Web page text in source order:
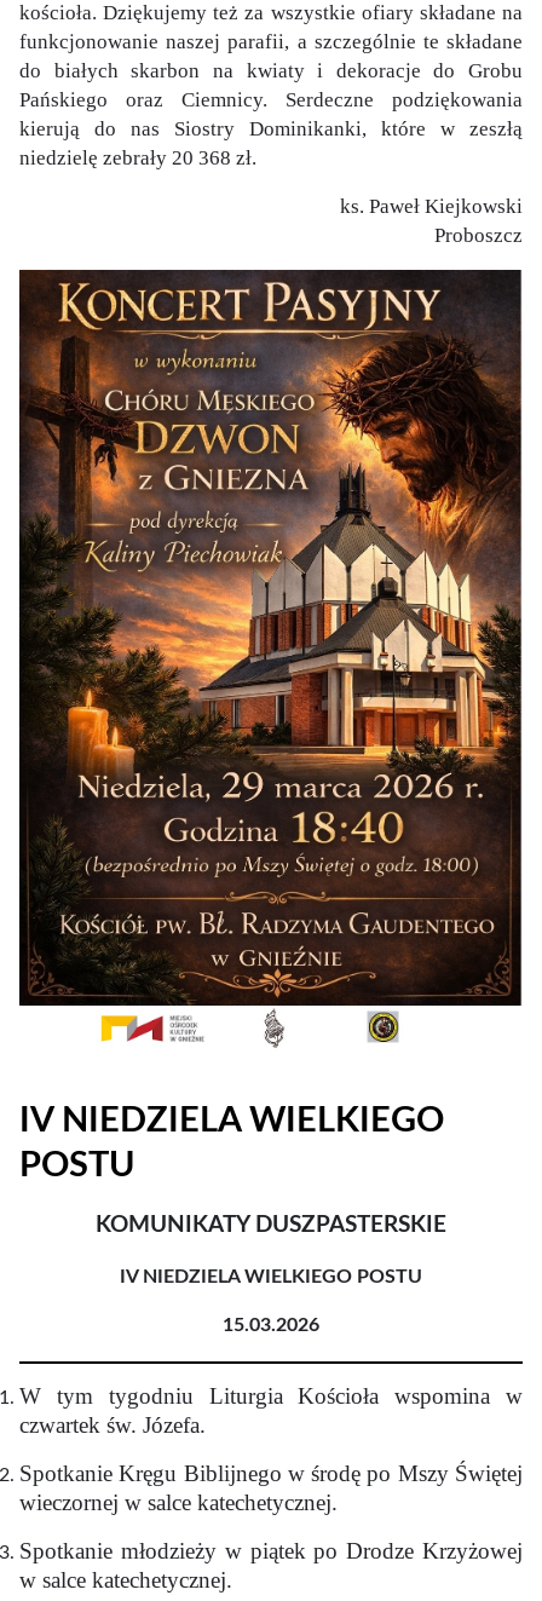
kościoła. Dziękujemy też za wszystkie ofiary składane na
funkcjonowanie naszej parafii, a szczególnie te składane
do białych skarbon na kwiaty i dekoracje do Grobu
Pańskiego oraz Ciemnicy. Serdeczne podziękowania
kierują do nas Siostry Dominikanki, które w zeszłą
niedzielę zebrały 20 368 zł.
ks. Paweł Kiejkowski
Proboszcz
IV NIEDZIELA WIELKIEGO
POSTU
KOMUNIKATY DUSZPASTERSKIE
IV NIEDZIELA WIELKIEGO POSTU
15.03.2026
W tym tygodniu Liturgia Kościoła wspomina w
czwartek św. Józefa.
Spotkanie Kręgu Biblijnego w środę po Mszy Świętej
wieczornej w salce katechetycznej.
Spotkanie młodzieży w piątek po Drodze Krzyżowej
w salce katechetycznej.